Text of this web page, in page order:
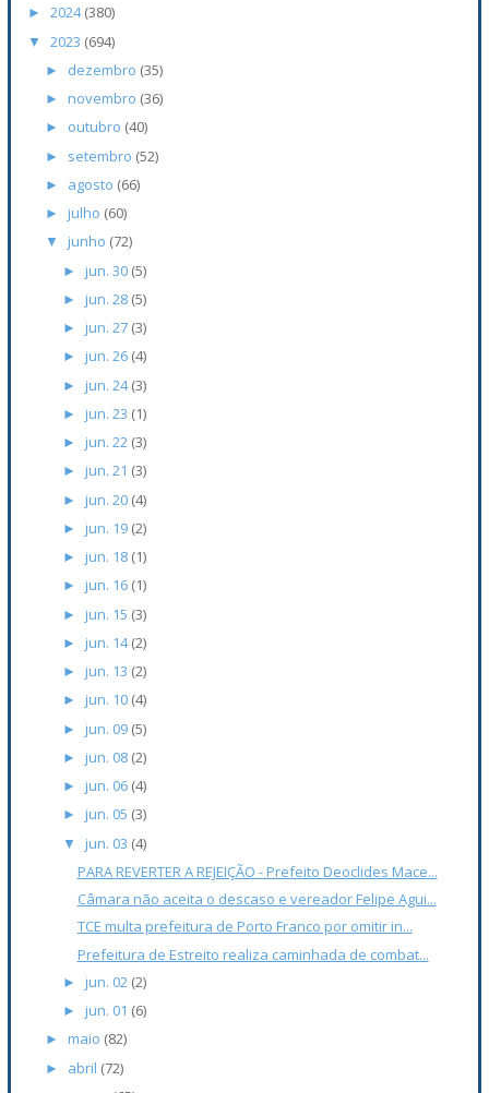
►2024(380)
▼2023 (694)
► dezembro (35)
► novembro (36)
► outubro (40)
► setembro (52)
► agosto (66)
► julho (60)
▼ junho (72)
► jun. 30 (5)
► jun. 28 (5)
► jun. 27 (3)
► jun. 26 (4)
► jun. 24(3)
► jun. 23 (1)
► jun. 22 (3)
► jun. 21 (3)
► jun. 20 (4)
► jun. 19 (2)
► jun. 18 (1)
► jun. 16 (1)
► jun. 15 (3)
► jun. 14(2)
► jun. 13 (2)
► jun. 10 (4)
► jun. 09 (5)
► jun. 08 (2)
► jun. 06 (4)
► jun. 05 (3)
▼ jun. 03 (4)
PARA REVERTER A REJEIÇÃO - Prefeito Deoclides Mace...
Câmara não aceita o descaso e vereador Felipe Agui...
TCE multa prefeitura de Porto Franco por omitir in...
Prefeitura de Estreito realiza caminhada de combat...
► jun. 02 (2)
► jun. 01 (6)
► maio (82)
► abril (72)